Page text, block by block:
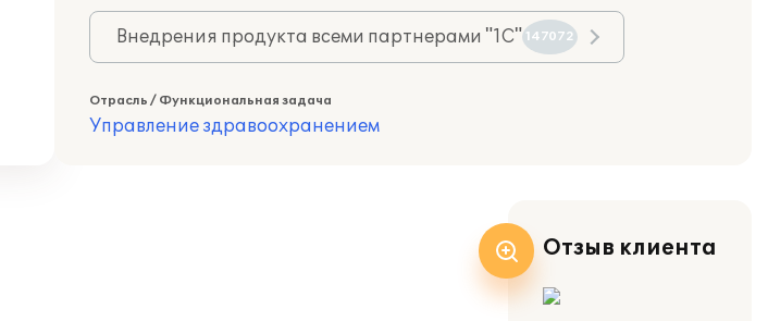
Внедрения продукта всеми партнерами "1С" 147072
Отрасль / Функциональная задача
Управление здравоохранением
Отзыв клиента